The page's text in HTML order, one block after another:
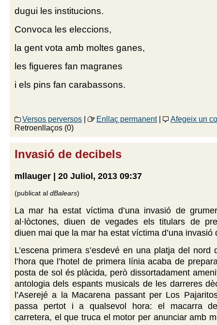
dugui les institucions.
Convoca les eleccions,
la gent vota amb moltes ganes,
les figueres fan magranes
i els pins fan carabassons.
Versos perversos Enllaç permanent|
Afegeix un
Retroenllaços (0)
Invasió de decibels
mllauger | 20 Juliol, 2013 09:37
(publicat al dBalears)
La mar ha estat víctima d’una invasió de
al·lòctones, diuen de vegades els titulars de
diuen mai que la mar ha estat víctima d’una invasió
L’escena primera s’esdevé en una platja del nord
l’hora que l’hotel de primera línia acaba de
posta de sol és plàcida, però dissortadament
antologia dels espants musicals de les darreres
l’Aserejé a la Macarena passant per Los
passa pertot i a qualsevol hora: el macarra
carretera, el que truca el motor per anunciar amb